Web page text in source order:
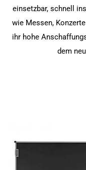
einsetzbar, schnell
wie Messen,
ihr hohe
dem